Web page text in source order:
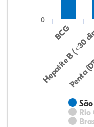
Rio
BCG
Hepatite B
0